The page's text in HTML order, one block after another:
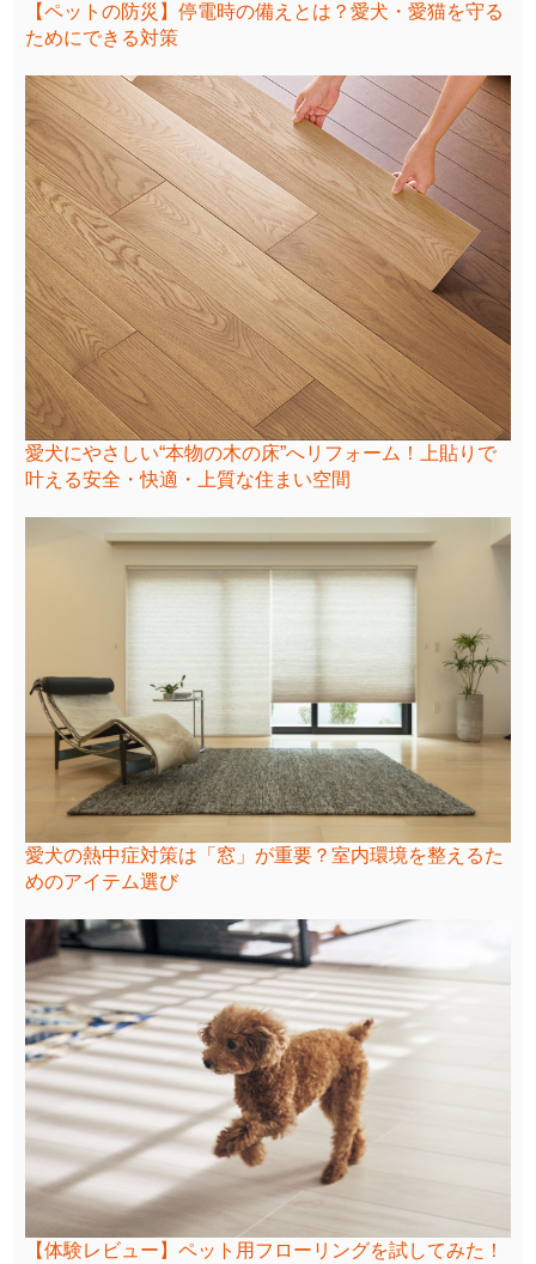
【ペットの防災】停電時の備えとは？愛犬・愛猫を守る
ためにできる対策
愛犬にやさしい“本物の木の床”へリフォーム！上貼りで
叶える安全・快適・上質な住まい空間
愛犬の熱中症対策は「窓」が重要？室内環境を整えるた
めのアイテム選び
【体験レビュー】ペット用フローリングを試してみた！